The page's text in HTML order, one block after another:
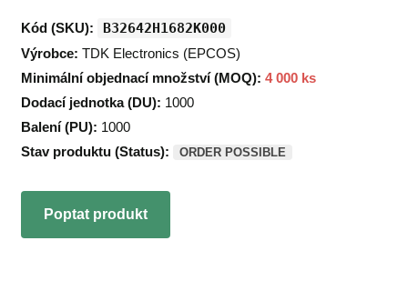
Kód (SKU): B32642H1682K000
Výrobce: TDK Electronics (EPCOS)
Minimální objednací množství (MOQ): 4 000 ks
Dodací jednotka (DU): 1000
Balení (PU): 1000
Stav produktu (Status):
ORDER POSSIBLE
Poptat produkt